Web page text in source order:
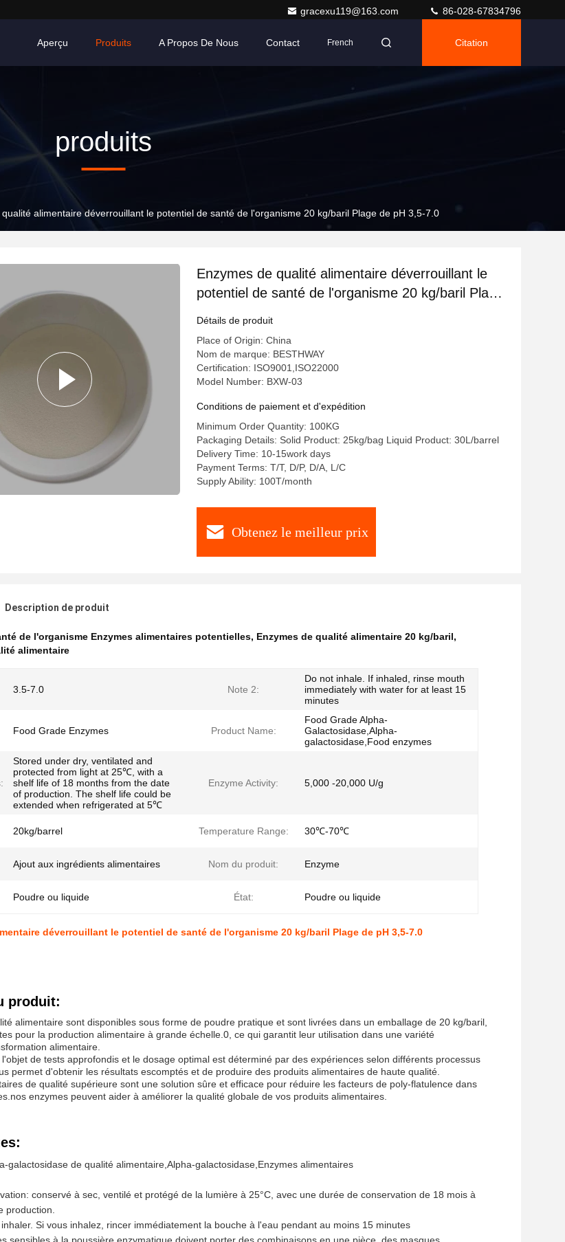
gracexu119@163.com 86-028-67834796
Aperçu Produits A Propos De Nous Contact French Citation
produits
qualité alimentaire déverrouillant le potentiel de santé de l'organisme 20 kg/baril Plage de pH 3,5-7.0
Enzymes de qualité alimentaire déverrouillant le
potentiel de santé de l'organisme 20 kg/baril Plage
Détails de produit
Place of Origin: China
Nom de marque: BESTHWAY
Certification: ISO9001,ISO22000
Model Number: BXW-03
Conditions de paiement et d'expédition
Minimum Order Quantity: 100KG
Packaging Details: Solid Product: 25kg/bag Liquid Product: 30L/barrel
Delivery Time: 10-15work days
Payment Terms: T/T, D/P, D/A, L/C
Supply Ability: 100T/month
Obtenez le meilleur prix
Description de produit
de l'organisme Enzymes alimentaires potentielles, Enzymes de qualité alimentaire 20 kg/baril,
alimentaire
3.5-7.0 Note 2:
Do not inhale. If inhaled, rinse mouth
immediately with water for at least 15
minutes
Food Grade Enzymes Product Name:
Food Grade Alpha-
Galactosidase,Alpha-
galactosidase,Food enzymes
Stored under dry, ventilated and
protected from light at 25℃, with a
shelf life of 18 months from the date
of production. The shelf life could be
extended when refrigerated at 5℃
Enzyme Activity: 5,000 -20,000 U/g
20kg/barrel Temperature Range: 30℃-70℃
Ajout aux ingrédients alimentaires Nom du produit: Enzyme
Poudre ou liquide État: Poudre ou liquide
déverrouillant le potentiel de santé de l'organisme 20 kg/baril Plage de pH 3,5-7.0
produit:
alimentaire sont disponibles sous forme de poudre pratique et sont livrées dans un emballage de 20 kg/baril,
pour la production alimentaire à grande échelle.0, ce qui garantit leur utilisation dans une variété
alimentaire.
de tests approfondis et le dosage optimal est déterminé par des expériences selon différents processus
permet d'obtenir les résultats escomptés et de produire des produits alimentaires de haute qualité.
de qualité supérieure sont une solution sûre et efficace pour réduire les facteurs de poly-flatulence dans
enzymes peuvent aider à améliorer la qualité globale de vos produits alimentaires.
galactosidase de qualité alimentaire,Alpha-galactosidase,Enzymes alimentaires
conservé à sec, ventilé et protégé de la lumière à 25°C, avec une durée de conservation de 18 mois à
production.
Si vous inhalez, rincer immédiatement la bouche à l'eau pendant au moins 15 minutes